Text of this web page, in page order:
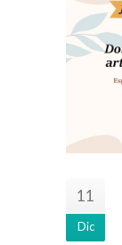
11
Dic